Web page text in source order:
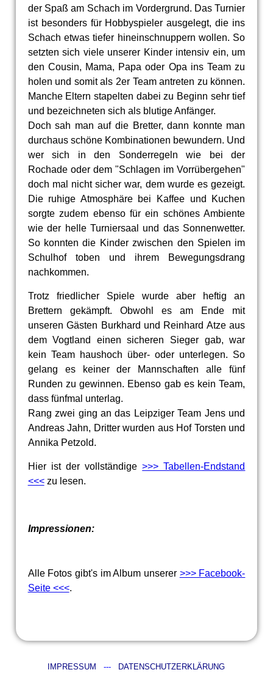
der Spaß am Schach im Vordergrund. Das Turnier
ist besonders für Hobbyspieler ausgelegt, die ins
Schach etwas tiefer hineinschnuppern wollen. So
setzten sich viele unserer Kinder intensiv ein, um
den Cousin, Mama, Papa oder Opa ins Team zu
holen und somit als 2er Team antreten zu können.
Manche Eltern stapelten dabei zu Beginn sehr tief
und bezeichneten sich als blutige Anfänger.
Doch sah man auf die Bretter, dann konnte man
durchaus schöne Kombinationen bewundern. Und
wer sich in den Sonderregeln wie bei der
Rochade oder dem "Schlagen im Vorrübergehen"
doch mal nicht sicher war, dem wurde es gezeigt.
Die ruhige Atmosphäre bei Kaffee und Kuchen
sorgte zudem ebenso für ein schönes Ambiente
wie der helle Turniersaal und das Sonnenwetter.
So konnten die Kinder zwischen den Spielen im
Schulhof toben und ihrem Bewegungsdrang
nachkommen.
Trotz friedlicher Spiele wurde aber heftig an
Brettern gekämpft. Obwohl es am Ende mit
unseren Gästen Burkhard und Reinhard Atze aus
dem Vogtland einen sicheren Sieger gab, war
kein Team haushoch über- oder unterlegen. So
gelang es keiner der Mannschaften alle fünf
Runden zu gewinnen. Ebenso gab es kein Team,
dass fünfmal unterlag.
Rang zwei ging an das Leipziger Team Jens und
Andreas Jahn, Dritter wurden aus Hof Torsten und
Annika Petzold.
Hier ist der vollständige>>> Tabellen-Endstand
<<<zu lesen.
Impressionen:
Alle Fotos gibt's im Album unserer >>> Facebook-
Seite <<<.
IMPRESSUM --- DATENSCHUTZERKLÄRUNG